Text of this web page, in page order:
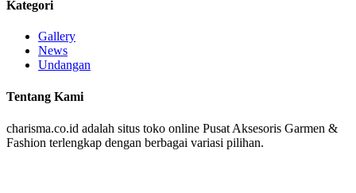
Kategori
Gallery
News
Undangan
Tentang Kami
charisma.co.id adalah situs toko online Pusat Aksesoris Garmen &
Fashion terlengkap dengan berbagai variasi pilihan.